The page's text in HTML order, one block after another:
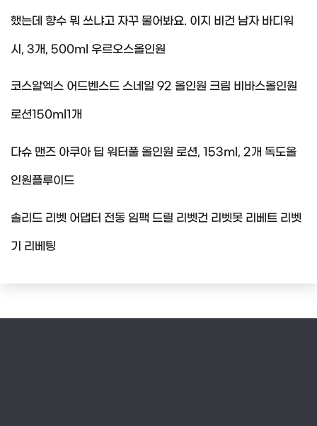
했는데 향수 뭐 쓰냐고 자꾸 물어봐요. 이지 비건 남자 바디워
시, 3개, 500ml 우르오스올인원
코스알엑스 어드벤스드 스네일 92 올인원 크림 비바스올인원
로션150ml1개
다슈 맨즈 아쿠아 딥 워터풀 올인원 로션, 153ml, 2개 독도올
인원플루이드
솔리드 리벳 어댑터 전동 임팩 드릴 리벳건 리벳못 리베트 리벳
기 리베팅